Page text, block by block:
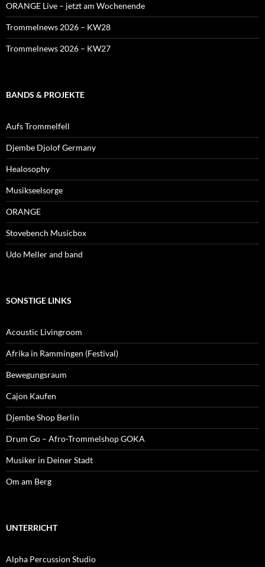
ORANGE Live – jetzt am Wochenende
Trommelnews 2026 – KW28
Trommelnews 2026 – KW27
BANDS & PROJEKTE
Aufs Trommelfell
Djembe Djolof Germany
Healosophy
Musikseelsorge
ORANGE
Stovebench Musicbox
Udo Meller and band
SONSTIGE LINKS
Acoustic Livingroom
Afrika in Rammingen (Festival)
Bewegungsraum
Cajon Kaufen
Djembe Shop Berlin
Drum Go – Afro-Trommelshop GOKA
Musiker in Deiner Stadt
Om am Berg
UNTERRICHT
Alpha Percussion Studio